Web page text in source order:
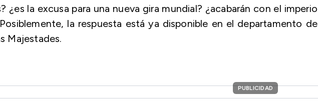
la excusa para una nueva gira mundial? ¿acabarán con el imperio
la respuesta está ya disponible en el departamento de
Majestades.
PUBLICIDAD